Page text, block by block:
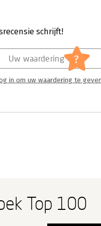
schrijft!
Uw waardering ?
in om uw waardering te
Top 100